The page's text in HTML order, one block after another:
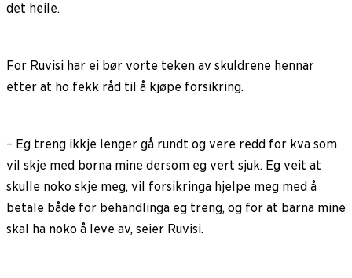
det heile.
For Ruvisi har ei bør vorte teken av skuldrene hennar
etter at ho fekk råd til å kjøpe forsikring.
– Eg treng ikkje lenger gå rundt og vere redd for kva som
vil skje med borna mine dersom eg vert sjuk. Eg veit at
skulle noko skje meg, vil forsikringa hjelpe meg med å
betale både for behandlinga eg treng, og for at barna mine
skal ha noko å leve av, seier Ruvisi.